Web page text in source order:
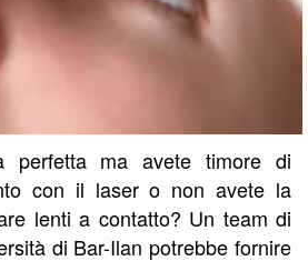
perfetta ma avete timore di
con il laser o non avete la
lenti a contatto? Un team di
di Bar-Ilan potrebbe fornire